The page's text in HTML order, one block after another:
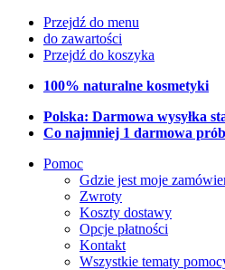
Przejdź do menu
do zawartości
Przejdź do koszyka
100% naturalne kosmetyki
Polska: Darmowa wysyłka
Co najmniej 1 darmowa
Pomoc
Gdzie jest moje
Zwroty
Koszty dostawy
Opcje płatności
Kontakt
Wszystkie tematy